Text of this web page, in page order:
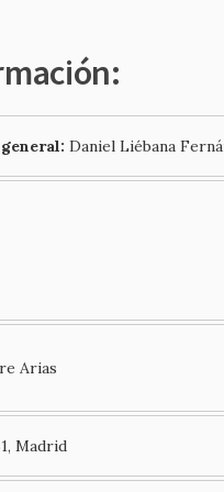
Daniel Liébana
Arias
Madrid